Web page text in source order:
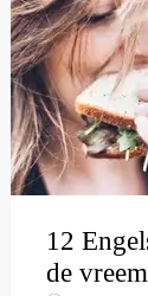
12
de